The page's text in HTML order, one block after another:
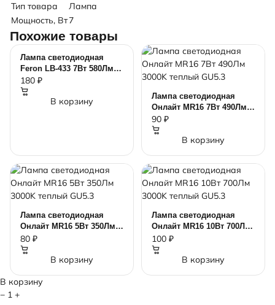
Тип товара
Лампа
Мощность, Вт7
Похожие товары
Лампа светодиодная
Feron LB-433 7Вт 580Лм
4000K нейтральный G9
180 ₽
В корзину
Лампа светодиодная
Онлайт MR16 7Вт 490Лм
3000K теплый GU5.3
90 ₽
В корзину
Лампа светодиодная
Онлайт MR16 5Вт 350Лм
3000K теплый GU5.3
80 ₽
В корзину
Лампа светодиодная
Онлайт MR16 10Вт 700Лм
3000K теплый GU5.3
100 ₽
В корзину
В корзину
− 1 +